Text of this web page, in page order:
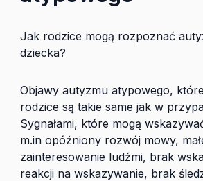
Jak rodzice mogą rozpoznać
dziecka?
Objawy autyzmu atypowego,
rodzice są takie same jak w
Sygnałami, które mogą
m.in opóźniony rozwój mowy,
zainteresowanie ludźmi, brak
reakcji na wskazywanie, brak